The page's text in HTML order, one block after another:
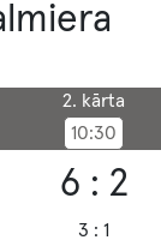
2. kārta
10:30
6 : 2
3 : 1